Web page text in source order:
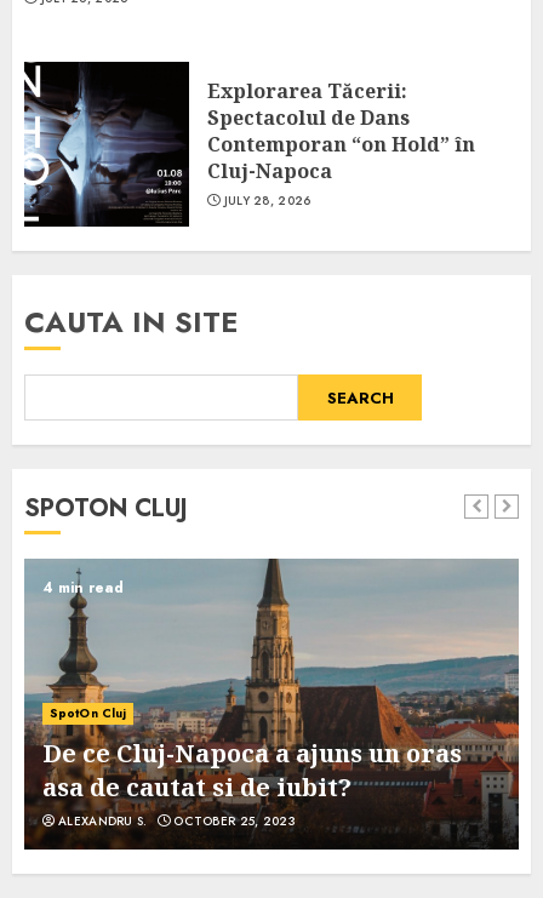
Explorarea Tăcerii:
Spectacolul de Dans
Contemporan “on Hold” în
Cluj-Napoca
JULY 28, 2026
CAUTA IN SITE
SEARCH
SPOTON CLUJ
4 min read
SpotOn Cluj
De ce Cluj-Napoca a ajuns un oras
asa de cautat si de iubit?
ALEXANDRU S. OCTOBER 25, 2023